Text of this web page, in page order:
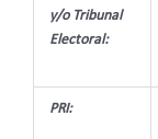
y/o Tribunal
Electoral:
PRI: